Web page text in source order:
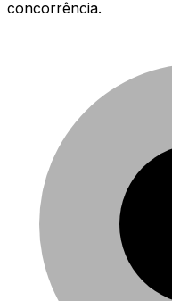
concorrência.